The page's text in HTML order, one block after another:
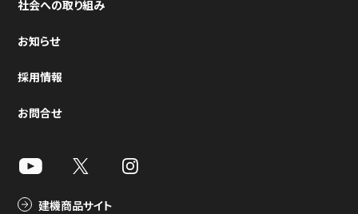
社会への取り組み
お知らせ
採用情報
お問合せ
建機商品サイト